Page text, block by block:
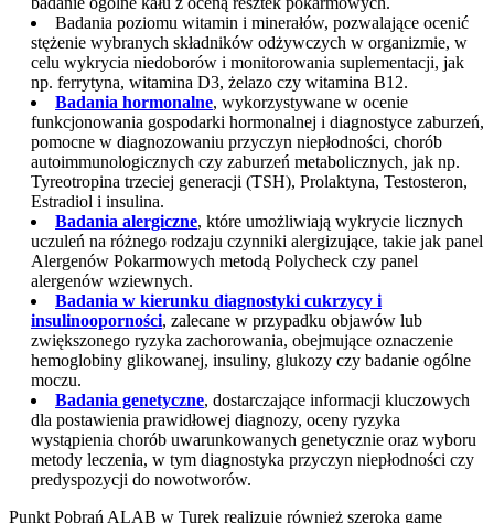
Badania poziomu witamin i minerałów, pozwalające ocenić
stężenie wybranych składników odżywczych w organizmie, w
celu wykrycia niedoborów i monitorowania suplementacji, jak
np. ferrytyna, witamina D3, żelazo czy witamina B12.
Badania hormonalne, wykorzystywane w ocenie
funkcjonowania gospodarki hormonalnej i diagnostyce zaburzeń,
pomocne w diagnozowaniu przyczyn niepłodności, chorób
autoimmunologicznych czy zaburzeń metabolicznych, jak np.
Tyreotropina trzeciej generacji (TSH), Prolaktyna, Testosteron,
Estradiol i insulina.
Badania alergiczne, które umożliwiają wykrycie licznych
uczuleń na różnego rodzaju czynniki alergizujące, takie jak panel
Alergenów Pokarmowych metodą Polycheck czy panel
alergenów wziewnych.
Badania w kierunku diagnostyki cukrzycy i
insulinooporności, zalecane w przypadku objawów lub
zwiększonego ryzyka zachorowania, obejmujące oznaczenie
hemoglobiny glikowanej, insuliny, glukozy czy badanie ogólne
moczu.
Badania genetyczne, dostarczające informacji kluczowych
dla postawienia prawidłowej diagnozy, oceny ryzyka
wystąpienia chorób uwarunkowanych genetycznie oraz wyboru
metody leczenia, w tym diagnostyka przyczyn niepłodności czy
predyspozycji do nowotworów.
Punkt Pobrań ALAB w Turek realizuje również szeroką gamę